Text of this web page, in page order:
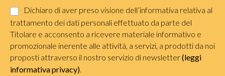
Dichiaro di aver preso visione dell’informativa relativa al
trattamento dei dati personali effettuato da parte del
Titolare e acconsento a ricevere materiale informativo e
promozionale inerente alle attività, a servizi, a prodotti da noi
proposti attraverso il nostro servizio di newsletter(leggi
informativa privacy)